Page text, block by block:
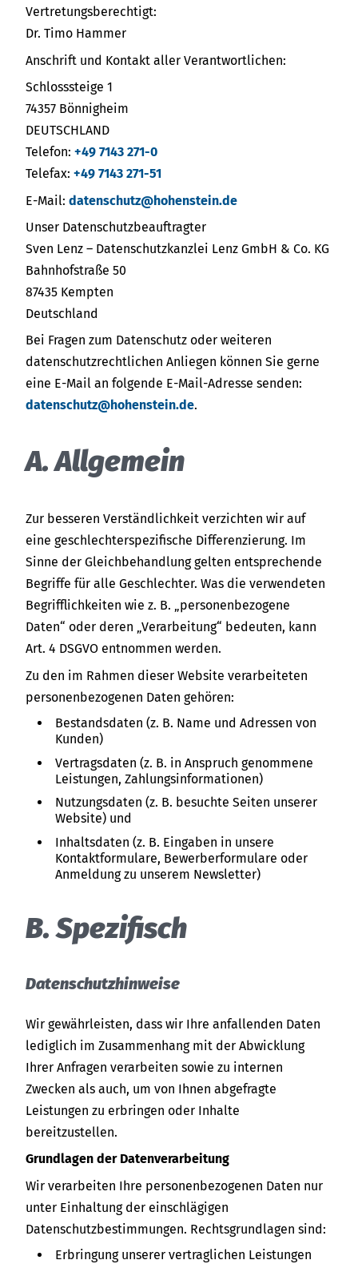
Vertretungsberechtigt:
Dr. Timo Hammer
Anschrift und Kontakt aller Verantwortlichen:
Schlosssteige 1
74357 Bönnigheim
DEUTSCHLAND
Telefon: +49 7143 271-0
Telefax: +49 7143 271-51
E-Mail: datenschutz@hohenstein.de
Unser Datenschutzbeauftragter
Sven Lenz – Datenschutzkanzlei Lenz GmbH & Co. KG
Bahnhofstraße 50
87435 Kempten
Deutschland
Bei Fragen zum Datenschutz oder weiteren
datenschutzrechtlichen Anliegen können Sie gerne
eine E-Mail an folgende E-Mail-Adresse senden:
datenschutz@hohenstein.de.
A. Allgemein
Zur besseren Verständlichkeit verzichten wir auf
eine geschlechterspezifische Differenzierung. Im
Sinne der Gleichbehandlung gelten entsprechende
Begriffe für alle Geschlechter. Was die verwendeten
Begrifflichkeiten wie z. B. „personenbezogene
Daten“ oder deren „Verarbeitung“ bedeuten, kann
Art. 4 DSGVO entnommen werden.
Zu den im Rahmen dieser Website verarbeiteten
personenbezogenen Daten gehören:
Bestandsdaten (z. B. Name und Adressen von
Kunden)
Vertragsdaten (z. B. in Anspruch genommene
Leistungen, Zahlungsinformationen)
Nutzungsdaten (z. B. besuchte Seiten unserer
Website) und
Inhaltsdaten (z. B. Eingaben in unsere
Kontaktformulare, Bewerberformulare oder
Anmeldung zu unserem Newsletter)
B. Spezifisch
Datenschutzhinweise
Wir gewährleisten, dass wir Ihre anfallenden Daten
lediglich im Zusammenhang mit der Abwicklung
Ihrer Anfragen verarbeiten sowie zu internen
Zwecken als auch, um von Ihnen abgefragte
Leistungen zu erbringen oder Inhalte
bereitzustellen.
Grundlagen der Datenverarbeitung
Wir verarbeiten Ihre personenbezogenen Daten nur
unter Einhaltung der einschlägigen
Datenschutzbestimmungen. Rechtsgrundlagen sind:
Erbringung unserer vertraglichen Leistungen